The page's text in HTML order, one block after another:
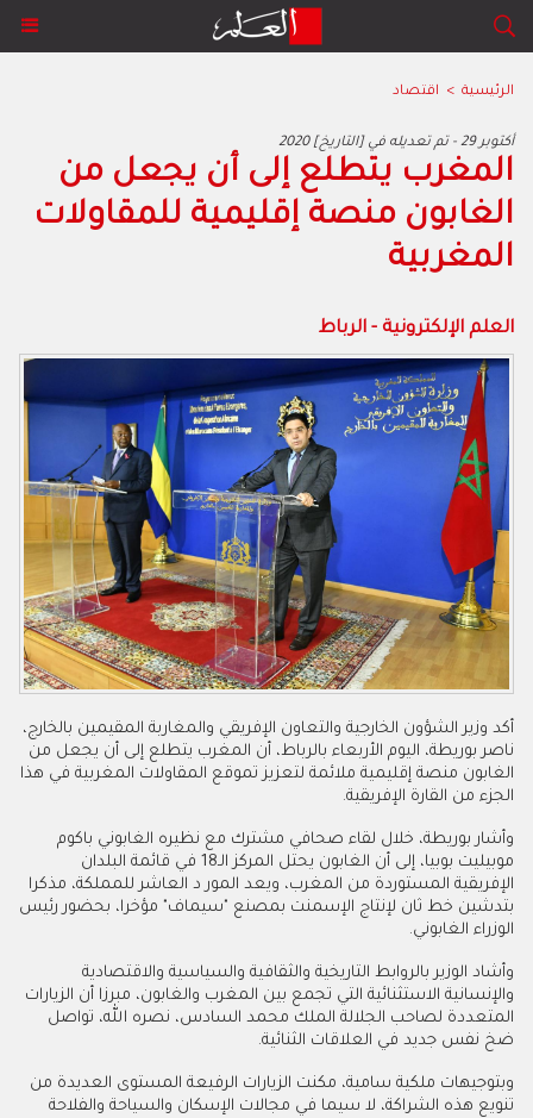
الرئيسية > اقتصاد
2020 أكتوبر 29 - تم تعديله في [التاريخ]
المغرب يتطلع إلى أن يجعل من
الغابون منصة إقليمية للمقاولات
المغربية
العلم الإلكترونية - الرباط
أكد وزير الشؤون الخارجية والتعاون الإفريقي والمغاربة المقيمين بالخارج،
ناصر بوريطة، اليوم الأربعاء بالرباط، أن المغرب يتطلع إلى أن يجعل من
الغابون منصة إقليمية ملائمة لتعزيز تموقع المقاولات المغربية في هذا
الجزء من القارة الإفريقية.
وأشار بوريطة، خلال لقاء صحافي مشترك مع نظيره الغابوني باكوم
موبيليت بوبيا، إلى أن الغابون يحتل المركز الـ18 في قائمة البلدان
الإفريقية المستوردة من المغرب، ويعد المور د العاشر للمملكة، مذكرا
بتدشين خط ثان لإنتاج الإسمنت بمصنع "سيماف" مؤخرا، بحضور رئيس
الوزراء الغابوني.
وأشاد الوزير بالروابط التاريخية والثقافية والسياسية والاقتصادية
والإنسانية الاستثنائية التي تجمع بين المغرب والغابون، مبرزا أن الزيارات
المتعددة لصاحب الجلالة الملك محمد السادس، نصره الله، تواصل
ضخ نفس جديد في العلاقات الثنائية.
وبتوجيهات ملكية سامية، مكنت الزيارات الرفيعة المستوى العديدة من
تنويع هذه الشراكة، لا سيما في مجالات الإسكان والسياحة والفلاحة